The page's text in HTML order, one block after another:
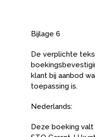
Bijlage 6
De verplichte
klant bij aanbod
toepassing is.
Nederlands:
Deze boeking